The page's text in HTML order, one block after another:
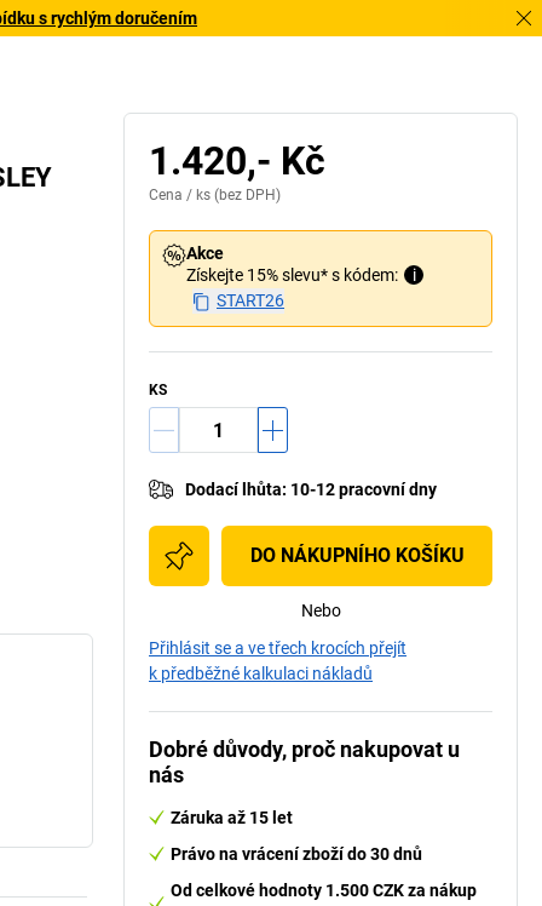
s rychlým doručením
1.420,- Kč
Cena / ks (bez DPH)
Akce
Získejte 15% slevu* s kódem:
i
START26
KS
Dodací lhůta: 10-12 pracovní dny
DO NÁKUPNÍHO KOŠÍKU
Nebo
Přihlásit se a ve třech krocích přejít
k předběžné kalkulaci nákladů
Dobré důvody, proč nakupovat u
nás
Záruka až 15 let
Právo na vrácení zboží do 30 dnů
Od celkové hodnoty 1.500 CZK za nákup